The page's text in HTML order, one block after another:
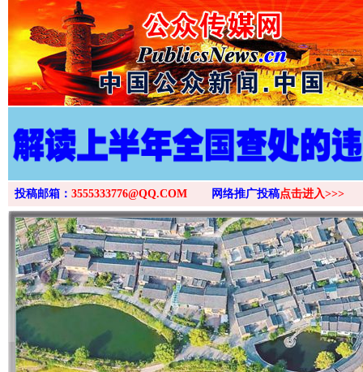
投稿邮箱： 3555333776@QQ.COM 网络推广投稿点击进入>>>